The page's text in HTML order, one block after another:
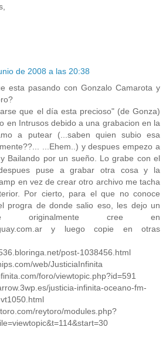
de 2008 a las 20:38
esta pasando con Gonzalo Camarota y
que el día esta precioso" (de Gonza)
en Intrusos debido a una grabacion en la
a putear (...saben quien subio esa
...Ehem..) y despues empezo a
Bailando por un sueño. Lo grabe con el
puse a grabar otra cosa y la
en vez de crear otro archivo me tacha
Por cierto, para el que no conoce
progra de donde salio eso, les dejo un
originalmente cree en
y luego copie en otras
post-1038456.html
web/JusticiaInfinita
foro/viewtopic.php?id=591
justicia-infinita-oceano-fm-
reytoro/modules.php?